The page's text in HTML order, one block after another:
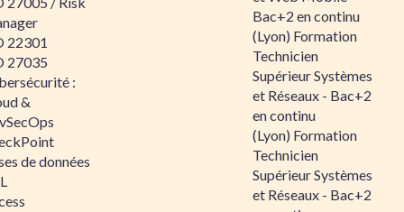
22301
27035
:
&
de données
Bac+2 en continu
(Lyon) Formation
Technicien
Supérieur Systèmes
et Réseaux - Bac+2
en continu
(Lyon) Formation
Technicien
Supérieur Systèmes
et Réseaux - Bac+2